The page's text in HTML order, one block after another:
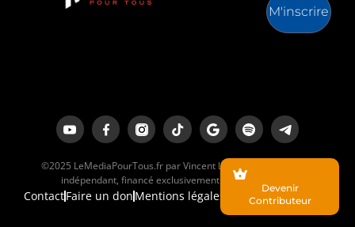
M'inscrire
©2025 LeMediaPourTous.fr par Vincent Lapierre est un média
indépendant, financé exclusivement par ses lecteurs.
ContactFaire un don Mentions légales
Devenir
Contributeur